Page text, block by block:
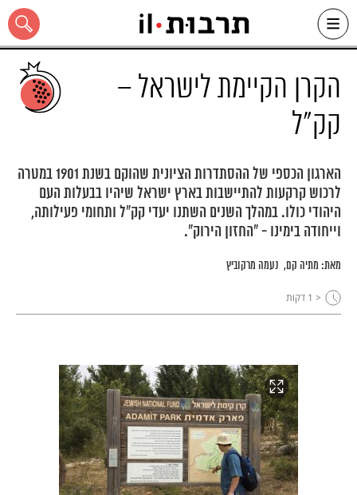
Skip
content
כל האתר
הקרן הקיימת לישראל –
קק"ל
הארגון הכספי של ההסתדרות הציונית שהוקם בשנת 1901 במטרה
לרכוש קרקעות להתיישבות בארץ ישראל שיהיו בבעלות העם
היהודי כולו. במהלך השנים השתנו יעדי קק"ל ותחומי פעילותה,
וייחודה בימינו - "החזון הירוק".
מאת: מתיה קם נעמה מרקוביץ
< 1 דקות